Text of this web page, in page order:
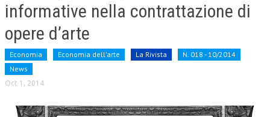
CENTRO STUDI
ORGANIZZAZIONE
DIREZIONE SCIENTIFICA
informative nella contrattazione di
opere d’arte
Economia Economia dell'arte La Rivista
N. 018 - 10/2014
News
Oct 1, 2014